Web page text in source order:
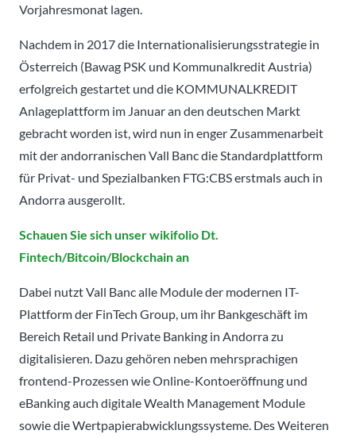
Vorjahresmonat lagen.
Nachdem in 2017 die Internationalisierungsstrategie in
Österreich (Bawag PSK und Kommunalkredit Austria)
erfolgreich gestartet und die KOMMUNALKREDIT
Anlageplattform im Januar an den deutschen Markt
gebracht worden ist, wird nun in enger Zusammenarbeit
mit der andorranischen Vall Banc die Standardplattform
für Privat- und Spezialbanken FTG:CBS erstmals auch in
Andorra ausgerollt.
Schauen Sie sich unser wikifolio Dt.
Fintech/Bitcoin/Blockchain an
Dabei nutzt Vall Banc alle Module der modernen IT-
Plattform der FinTech Group, um ihr Bankgeschäft im
Bereich Retail und Private Banking in Andorra zu
digitalisieren. Dazu gehören neben mehrsprachigen
frontend-Prozessen wie Online-Kontoeröffnung und
eBanking auch digitale Wealth Management Module
sowie die Wertpapierabwicklungssysteme. Des Weiteren